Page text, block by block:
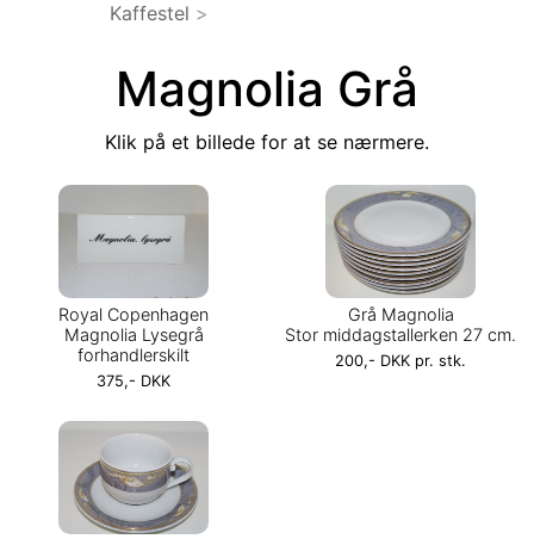
Kaffestel >
Magnolia Grå
Klik på et billede for at se nærmere.
Royal Copenhagen
Magnolia Lysegrå
forhandlerskilt
375,- DKK
Grå Magnolia
Stor middagstallerken 27 cm.
200,- DKK pr. stk.